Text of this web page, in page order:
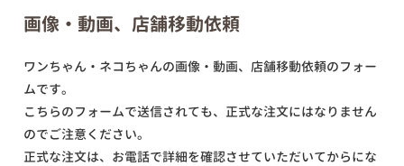
画像・動画、店舗移動依頼
ワンちゃん・ネコちゃんの画像・動画、店舗移動依頼のフォー
ムです。
こちらのフォームで送信されても、正式な注文にはなりません
のでご注意ください。
正式な注文は、お電話で詳細を確認させていただいてからにな